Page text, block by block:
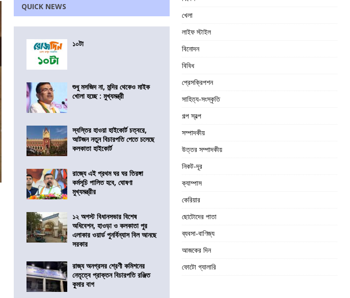
QUICK NEWS
১০টা
শুধু মসজিদ না, মন্দির থেকেও মাইক
খোলা হচ্ছে : মুখ্যমন্ত্রী
স্বস্তির হাওয়া হাইকোর্ট চত্বরে,
আটজন নতুন বিচারপতি পেতে চলেছে
কলকাতা হাইকোর্ট
রাজ্যে এই প্রথম ঘর ঘর তিরঙ্গা
কর্মসূচি পালিত হবে, ঘোষণা
মুখ্যমন্ত্রীর
১২ অগস্ট বিধানসভার বিশেষ
অধিবেশন, হাওড়া ও কলকাতা পুর
এলাকার ওয়ার্ড পুনর্বিন্যাস বিল আনছে
সরকার
রাজ্য অনগ্রসর শ্রেণী কমিশনের
নেতৃত্বে প্রাক্তন বিচারপতি রঞ্জিত
কুমার বাগ
খেলা
লাইফ স্টাইল
বিনোদন
বিবিধ
প্রেসক্রিপশন
সাহিত্য-সংস্কৃতি
গল্প স্বল্প
সম্পাদকীয়
উত্তর সম্পাদকীয়
নিকট-দূর
ক্যাম্পাস
কেরিয়ার
ছোটোদের পাতা
ব্যবসা-বাণিজ্য
আজকের দিন
ফোটো গ্যালারি